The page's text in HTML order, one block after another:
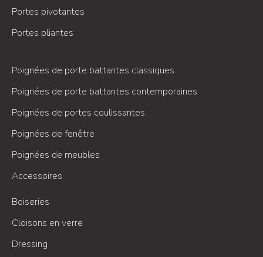
Portes pivotantes
Portes pliantes
Poignées de porte battantes classiques
Poignées de porte battantes contemporaines
Poignées de portes coulissantes
Poignées de fenêtre
Poignées de meubles
Accessoires
Boiseries
Cloisons en verre
Dressing